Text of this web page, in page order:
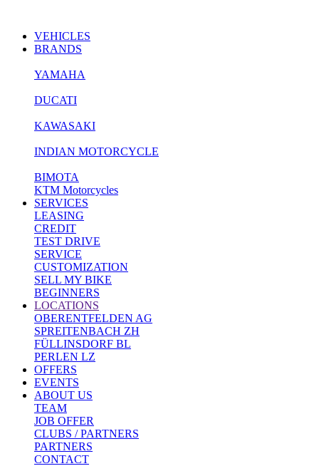
VEHICLES
BRANDS
YAMAHA
DUCATI
KAWASAKI
INDIAN MOTORCYCLE
BIMOTA
KTM Motorcycles
SERVICES
LEASING
CREDIT
TEST DRIVE
SERVICE
CUSTOMIZATION
SELL MY BIKE
BEGINNERS
LOCATIONS
OBERENTFELDEN AG
SPREITENBACH ZH
FÜLLINSDORF BL
PERLEN LZ
OFFERS
EVENTS
ABOUT US
TEAM
JOB OFFER
CLUBS / PARTNERS
PARTNERS
CONTACT